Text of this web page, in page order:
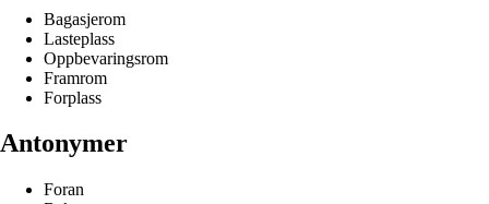
Bagasjerom
Lasteplass
Oppbevaringsrom
Framrom
Forplass
Antonymer
Foran